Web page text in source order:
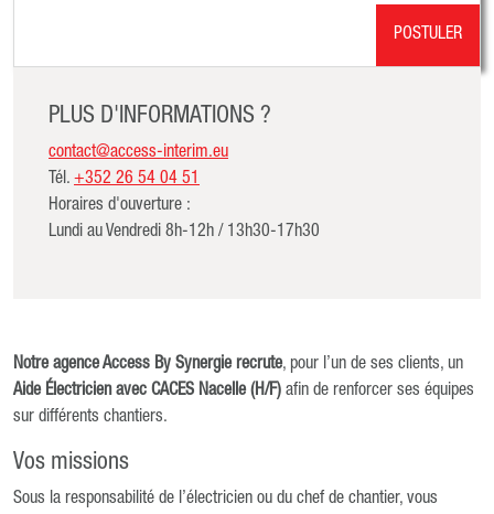
POSTULER
PLUS D'INFORMATIONS ?
contact@access-interim.eu
Tél. +352 26 54 04 51
Horaires d'ouverture :
Lundi au Vendredi 8h-12h / 13h30-17h30
Notre agence Access By Synergie recrute, pour l’un de ses clients, un
Aide Électricien avec CACES Nacelle (H/F) afin de renforcer ses équipes
sur différents chantiers.
Vos missions
Sous la responsabilité de l’électricien ou du chef de chantier, vous